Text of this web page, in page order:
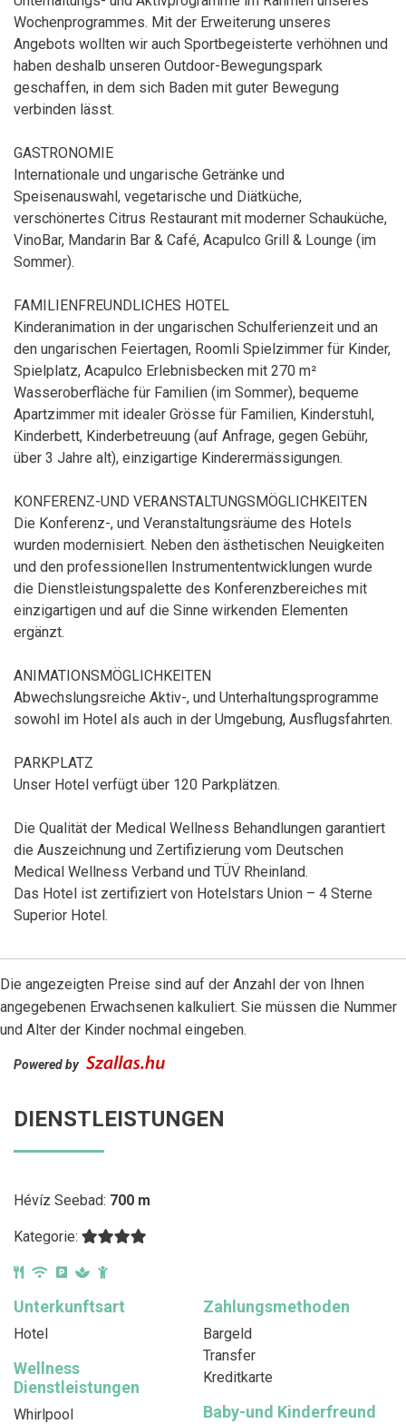
Wochenprogrammes. Mit der Erweiterung unseres
Angebots wollten wir auch Sportbegeisterte verhöhnen und
haben deshalb unseren Outdoor-Bewegungspark
geschaffen, in dem sich Baden mit guter Bewegung
verbinden lässt.
GASTRONOMIE
Internationale und ungarische Getränke und
Speisenauswahl, vegetarische und Diätküche,
verschönertes Citrus Restaurant mit moderner Schauküche,
VinoBar, Mandarin Bar & Café, Acapulco Grill & Lounge (im
Sommer).
FAMILIENFREUNDLICHES HOTEL
Kinderanimation in der ungarischen Schulferienzeit und an
den ungarischen Feiertagen, Roomli Spielzimmer für Kinder,
Spielplatz, Acapulco Erlebnisbecken mit 270 m²
Wasseroberfläche für Familien (im Sommer), bequeme
Apartzimmer mit idealer Grösse für Familien, Kinderstuhl,
Kinderbett, Kinderbetreuung (auf Anfrage, gegen Gebühr,
über 3 Jahre alt), einzigartige Kinderermässigungen.
KONFERENZ-UND VERANSTALTUNGSMÖGLICHKEITEN
Die Konferenz-, und Veranstaltungsräume des Hotels
wurden modernisiert. Neben den ästhetischen Neuigkeiten
und den professionellen Instrumententwicklungen wurde
die Dienstleistungspalette des Konferenzbereiches mit
einzigartigen und auf die Sinne wirkenden Elementen
ergänzt.
ANIMATIONSMÖGLICHKEITEN
Abwechslungsreiche Aktiv-, und Unterhaltungsprogramme
sowohl im Hotel als auch in der Umgebung, Ausflugsfahrten.
PARKPLATZ
Unser Hotel verfügt über 120 Parkplätzen.
Die Qualität der Medical Wellness Behandlungen garantiert
die Auszeichnung und Zertifizierung vom Deutschen
Medical Wellness Verband und TÜV Rheinland.
Das Hotel ist zertifiziert von Hotelstars Union – 4 Sterne
Superior Hotel.
Die angezeigten Preise sind auf der Anzahl der von Ihnen
angegebenen Erwachsenen kalkuliert. Sie müssen die Nummer
und Alter der Kinder nochmal eingeben.
Powered by
DIENSTLEISTUNGEN
Hévíz Seebad: 700 m
Kategorie:
Unterkunftsart
Hotel
Zahlungsmethoden
Bargeld
Transfer
Kreditkarte
Wellness
Dienstleistungen
Whirlpool
Baby-und Kinderfreund